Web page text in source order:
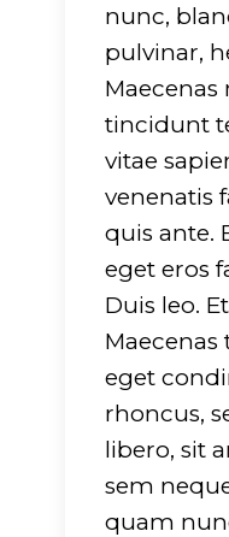
nunc,
pulvinar,
Maecenas
tincidunt
vitae
venenatis
quis ante.
eget eros
Duis leo.
Maecenas
eget
rhoncus,
libero, sit
sem
quam